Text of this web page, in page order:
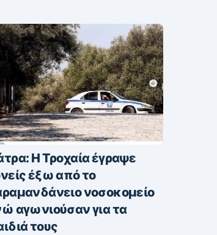
Η Τροχαία έγραψε
έξω από το
νοσοκομείο
αγωνιούσαν για τα
τους